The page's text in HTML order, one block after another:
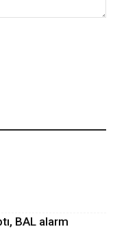
BAL alarm